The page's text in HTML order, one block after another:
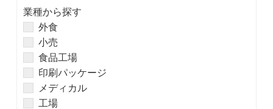
業種から探す
外食
小売
食品工場
印刷パッケージ
メディカル
工場